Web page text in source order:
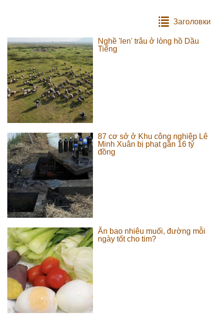
Заголовки
Nghề 'len' trâu ở lòng hồ Dầu
Tiếng
87 cơ sở ở Khu công nghiệp Lê
Minh Xuân bị phạt gần 16 tỷ
đồng
Ăn bao nhiêu muối, đường mỗi
ngày tốt cho tim?